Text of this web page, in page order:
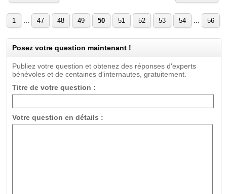
1 47 48 49 50 51 52 53 54 56
Posez votre question maintenant !
Publiez votre question et obtenez des réponses d'experts
bénévoles et de centaines d'internautes, gratuitement.
Titre de votre question :
Votre question en détails :